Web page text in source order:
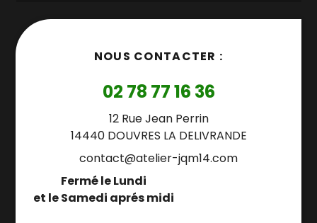
NOUS CONTACTER :
02 78 77 16 36
12 Rue Jean Perrin
14440 DOUVRES LA DELIVRANDE
contact@atelier-jqm14.com
Fermé le Lundi
et le Samedi aprés midi